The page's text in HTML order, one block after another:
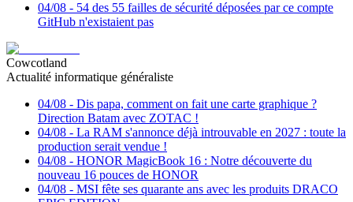
04/08 - 54 des 55 failles de sécurité déposées par ce compte
GitHub n'existaient pas
Cowcotland
Actualité informatique généraliste
04/08 - Dis papa, comment on fait une carte graphique ?
Direction Batam avec ZOTAC !
04/08 - La RAM s'annonce déjà introuvable en 2027 : toute la
production serait vendue !
04/08 - HONOR MagicBook 16 : Notre découverte du
nouveau 16 pouces de HONOR
04/08 - MSI fête ses quarante ans avec les produits DRACO